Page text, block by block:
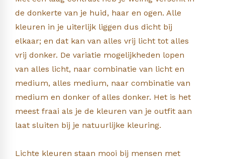
de donkerte van je huid, haar en ogen. Alle
kleuren in je uiterlijk liggen dus dicht bij
elkaar; en dat kan van alles vrij licht tot alles
vrij donker. De variatie mogelijkheden lopen
van alles licht, naar combinatie van licht en
medium, alles medium, naar combinatie van
medium en donker of alles donker. Het is het
meest fraai als je de kleuren van je outfit aan
laat sluiten bij je natuurlijke kleuring.
Lichte kleuren staan mooi bij mensen met